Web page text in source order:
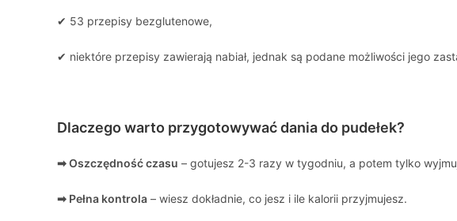
✔ 53 przepisy bezglutenowe,
✔ niektóre przepisy zawierają nabiał, jednak są podane możliwości jego
Dlaczego warto przygotowywać dania do pudełek?
➡ Oszczędność czasu – gotujesz 2-3 razy w tygodniu, a potem tylko
➡ Pełna kontrola – wiesz dokładnie, co jesz i ile kalorii przyjmujesz.